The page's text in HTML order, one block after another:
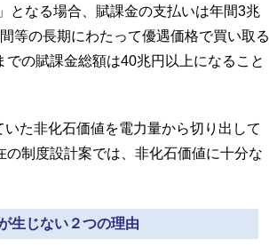
となる場合、賦課金の支払いは年間3兆
等の長期にわたって優遇価格で買い取る
の賦課金総額は40兆円以上になること
た非化石価値を電力量から切り出して
制度設計案では、非化石価値に十分な
生じない２つの理由